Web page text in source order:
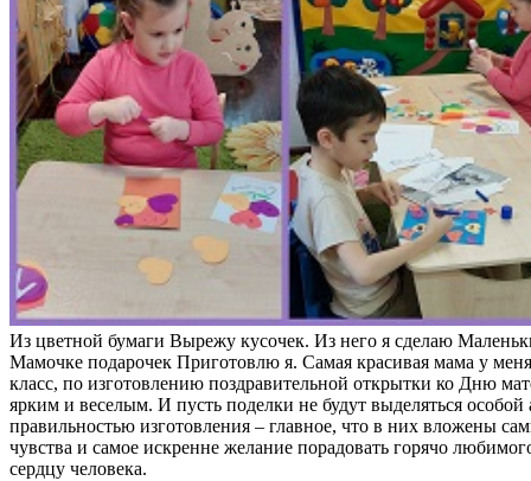
Из цветной бумаги Вырежу кусочек. Из него я сделаю
Мамочке подарочек Приготовлю я. Самая красивая мама у
класс, по изготовлению поздравительной открытки ко Дню
ярким и веселым. И пусть поделки не будут выделяться особой
правильностью изготовления – главное, что в них вложены
чувства и самое искренне желание порадовать горячо
сердцу человека.